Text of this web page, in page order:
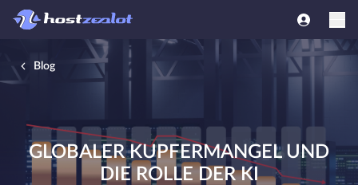
Blog
GLOBALER KUPFERMANGEL UND
DIE ROLLE DER KI